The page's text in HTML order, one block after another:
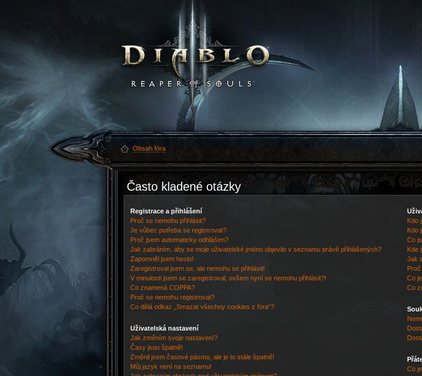
Obsah fóra
Často kladené otázky
Registrace a přihlášení
Proč se nemohu přihlásit?
Je vůbec potřeba se registrovat?
Proč jsem automaticky odhlášen?
Jak zabráním, aby se moje uživatelské jméno objevilo v seznamu právě přihlášených?
Zapomněl jsem heslo!
Zaregistroval jsem se, ale nemohu se přihlásit!
V minulosti jsem se zaregistroval, ovšem nyní se nemohu přihlásit?!
Co znamená COPPA?
Proč se nemohu registrovat?
Co dělá odkaz „Smazat všechny cookies z fóra“?
Uživatelská nastavení
Jak změním svoje nastavení?
Časy jsou špatně!
Změnil jsem časové pásmo, ale je to stále špatně!
Můj jazyk není na seznamu!
Kdo
Kdo
Co
Kde
Jak
Co
Co
Co